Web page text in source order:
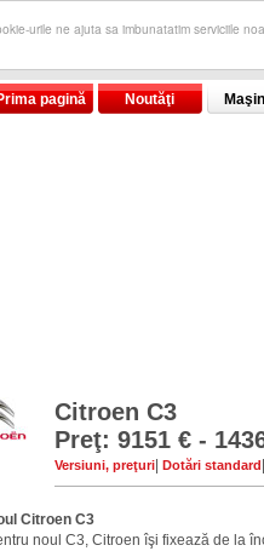
urile ne ajuta sa imbunatatim serviciile
pagină Noutăţi
Citroen C3
Preţ: 9151 € -
Versiuni, preţuri Dotări standard
Citroen C3
noul C3, Citroen îşi fixează de la